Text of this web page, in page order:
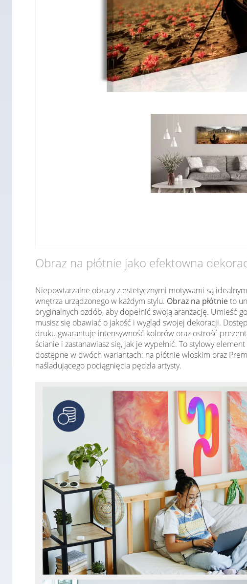
Obraz na płótnie jako efektowna
Niepowtarzalne obrazy z estetycznymi motywami są
wnętrza urządzonego w każdym stylu. Obraz na płótnieto
oryginalnych ozdób, aby dopełnić swoją aranżację. Umieść
musisz się obawiać o jakość i wygląd swojej dekoracji.
druku gwarantuje intensywność kolorów oraz ostrość
ścianie i zastanawiasz się, jak je wypełnić. To stylowy
dostępne w dwóch wariantach: na płótnie włoskim oraz
naśladującego pociągnięcia pędzla artysty.